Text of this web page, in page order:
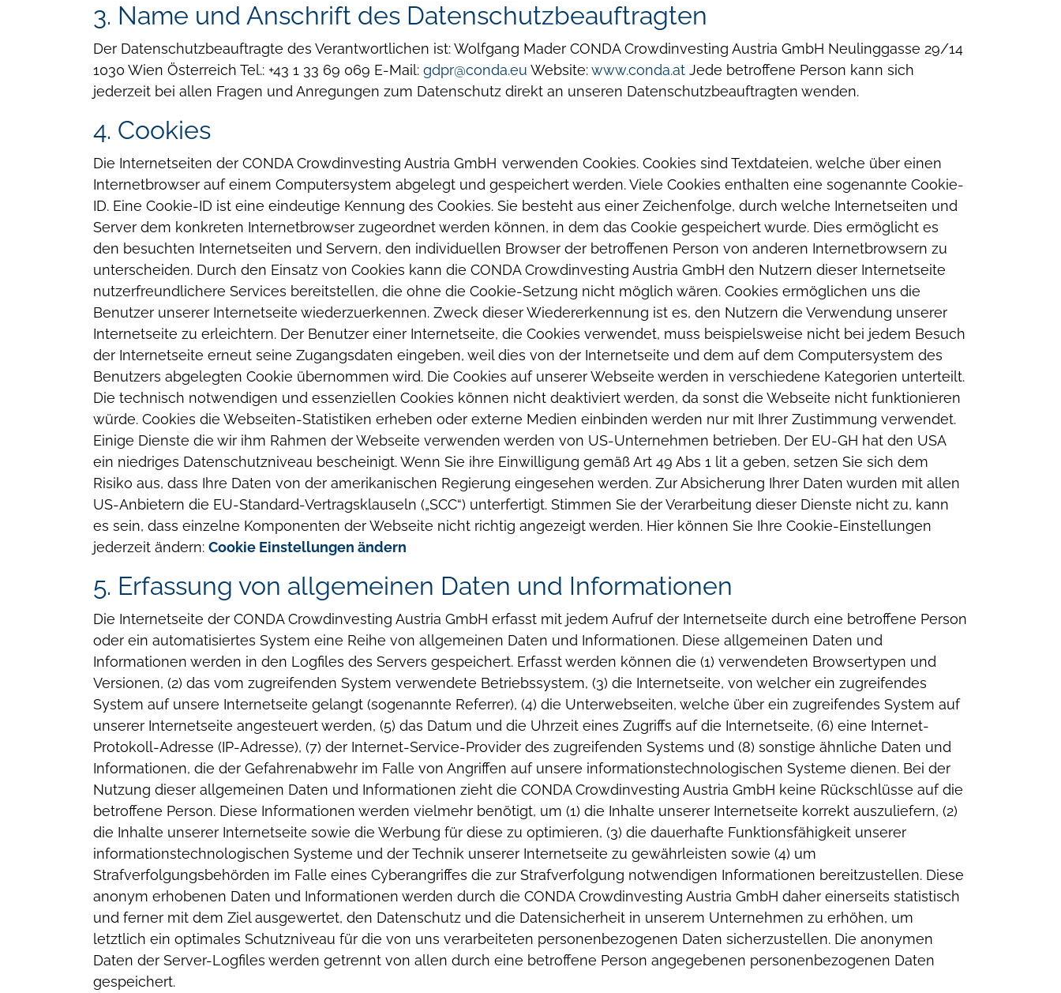
3. Name und Anschrift des Datenschutzbeauftragten
Der Datenschutzbeauftragte des Verantwortlichen ist:Wolfgang Mader CONDA Crowdinvesting Austria GmbH Neulinggasse 29/14
1030 Wien Österreich Tel.: +43 1 33 69 069 E-Mail: gdpr@conda.eu Website:www.conda.at Jede betroffene Person kann sich
jederzeit bei allen Fragen und Anregungen zum Datenschutz direkt an unseren Datenschutzbeauftragten wenden.
4. Cookies
Die Internetseiten der CONDA Crowdinvesting Austria GmbH verwenden Cookies. Cookies sind Textdateien, welche über einen
Internetbrowser auf einem Computersystem abgelegt und gespeichert werden.Viele Cookies enthalten eine sogenannte Cookie-
ID. Eine Cookie-ID ist eine eindeutige Kennung des Cookies. Sie besteht aus einer Zeichenfolge, durch welche Internetseiten und
Server dem konkreten Internetbrowser zugeordnet werden können, in dem das Cookie gespeichert wurde. Dies ermöglicht es
den besuchten Internetseiten und Servern, den individuellen Browser der betroffenen Person von anderen Internetbrowsern zu
unterscheiden. Durch den Einsatz von Cookies kann die CONDA Crowdinvesting Austria GmbH den Nutzern dieser Internetseite
nutzerfreundlichere Services bereitstellen, die ohne die Cookie-Setzung nicht möglich wären. Cookies ermöglichen uns die
Benutzer unserer Internetseite wiederzuerkennen. Zweck dieser Wiedererkennung ist es, den Nutzern die Verwendung unserer
Internetseite zu erleichtern. Der Benutzer einer Internetseite, die Cookies verwendet, muss beispielsweise nicht bei jedem Besuch
der Internetseite erneut seine Zugangsdaten eingeben, weil dies von der Internetseite und dem auf dem Computersystem des
Benutzers abgelegten Cookie übernommen wird. Die Cookies auf unserer Webseite werden in verschiedene Kategorien unterteilt.
Die technisch notwendigen und essenziellen Cookies können nicht deaktiviert werden, da sonst die Webseite nicht funktionieren
würde. Cookies die Webseiten-Statistiken erheben oder externe Medien einbinden werden nur mit Ihrer Zustimmung verwendet.
Einige Dienste die wir ihm Rahmen der Webseite verwenden werden von US-Unternehmen betrieben. Der EU-GH hat den USA
ein niedriges Datenschutzniveau bescheinigt. Wenn Sie ihre Einwilligung gemäß Art 49 Abs 1 lit a geben, setzen Sie sich dem
Risiko aus, dass Ihre Daten von der amerikanischen Regierung eingesehen werden. Zur Absicherung Ihrer Daten wurden mit allen
US-Anbietern die EU-Standard-Vertragsklauseln („SCC“) unterfertigt. Stimmen Sie der Verarbeitung dieser Dienste nicht zu, kann
es sein, dass einzelne Komponenten der Webseite nicht richtig angezeigt werden. Hier können Sie Ihre Cookie-Einstellungen
jederzeit ändern: Cookie Einstellungen ändern
5. Erfassung von allgemeinen Daten und Informationen
Die Internetseite der CONDA Crowdinvesting Austria GmbH erfasst mit jedem Aufruf der Internetseite durch eine betroffene Person
oder ein automatisiertes System eine Reihe von allgemeinen Daten und Informationen. Diese allgemeinen Daten und
Informationen werden in den Logfiles des Servers gespeichert. Erfasst werden können die (1) verwendeten Browsertypen und
Versionen, (2) das vom zugreifenden System verwendete Betriebssystem, (3) die Internetseite, von welcher ein zugreifendes
System auf unsere Internetseite gelangt (sogenannte Referrer), (4) die Unterwebseiten, welche über ein zugreifendes System auf
unserer Internetseite angesteuert werden, (5) das Datum und die Uhrzeit eines Zugriffs auf die Internetseite, (6) eine Internet-
Protokoll-Adresse (IP-Adresse), (7) der Internet-Service-Provider des zugreifenden Systems und (8) sonstige ähnliche Daten und
Informationen, die der Gefahrenabwehr im Falle von Angriffen auf unsere informationstechnologischen Systeme dienen. Bei der
Nutzung dieser allgemeinen Daten und Informationen zieht die CONDA Crowdinvesting Austria GmbH keine Rückschlüsse auf die
betroffene Person. Diese Informationen werden vielmehr benötigt, um (1) die Inhalte unserer Internetseite korrekt auszuliefern, (2)
die Inhalte unserer Internetseite sowie die Werbung für diese zu optimieren, (3) die dauerhafte Funktionsfähigkeit unserer
informationstechnologischen Systeme und der Technik unserer Internetseite zu gewährleisten sowie (4) um
Strafverfolgungsbehörden im Falle eines Cyberangriffes die zur Strafverfolgung notwendigen Informationen bereitzustellen. Diese
anonym erhobenen Daten und Informationen werden durch die CONDA Crowdinvesting Austria GmbH daher einerseits statistisch
und ferner mit dem Ziel ausgewertet, den Datenschutz und die Datensicherheit in unserem Unternehmen zu erhöhen, um
letztlich ein optimales Schutzniveau für die von uns verarbeiteten personenbezogenen Daten sicherzustellen. Die anonymen
Daten der Server-Logfiles werden getrennt von allen durch eine betroffene Person angegebenen personenbezogenen Daten
gespeichert.